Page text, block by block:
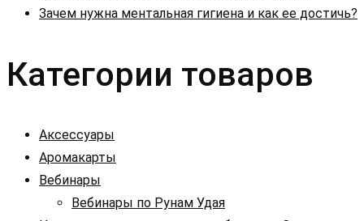
Зачем нужна ментальная гигиена и как ее достичь?
Категории товаров
Аксессуары
Аромакарты
Вебинары
Вебинары по Рунам Удая